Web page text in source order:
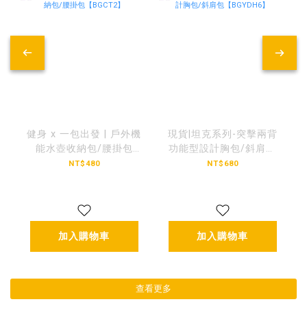
健身 x 一包出發 | 戶外機
能水壺收納包/腰掛包
【BGCT2】
NT$480
加入購物車
現貨|坦克系列-突擊兩背
功能型設計胸包/斜肩包
【BGYDH6】
NT$680
加入購物車
查看更多